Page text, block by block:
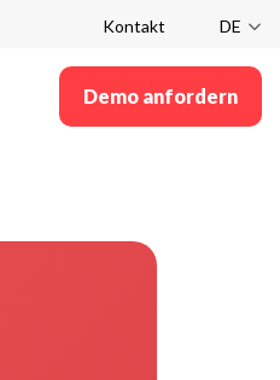
Kontakt DE
Demo anfordern